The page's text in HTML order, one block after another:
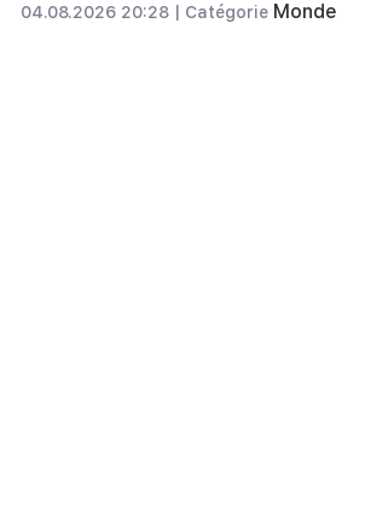
04.08.2026 20:28 | Catégorie Monde